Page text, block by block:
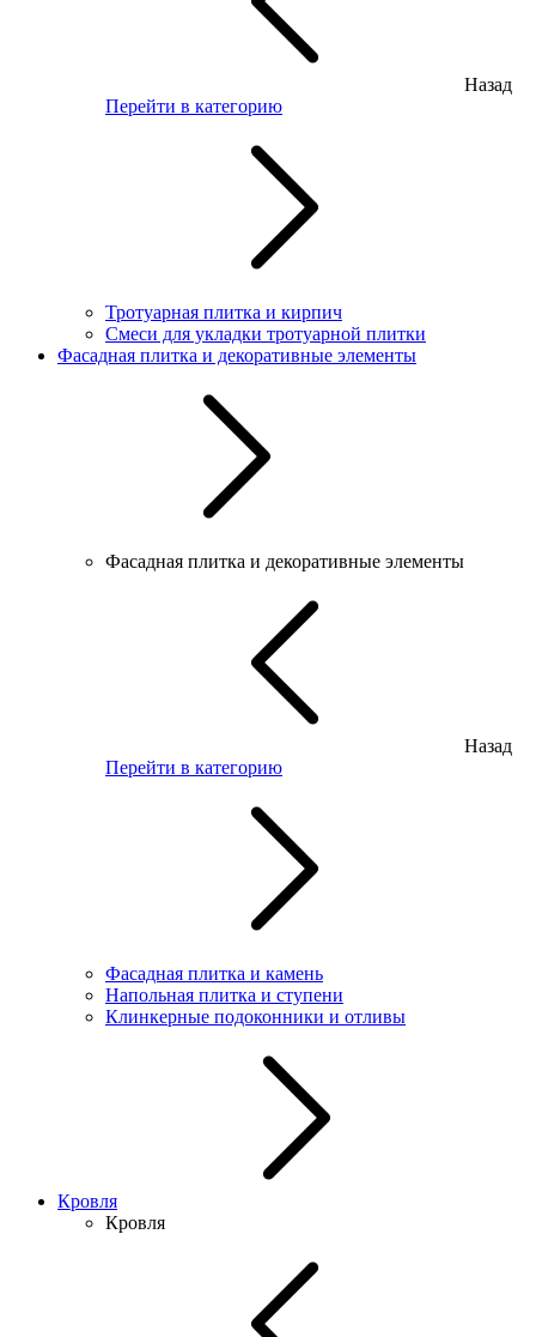
Назад
Перейти в категорию
Тротуарная плитка и кирпич
Смеси для укладки тротуарной плитки
Фасадная плитка и декоративные элементы
Фасадная плитка и декоративные элементы
Назад
Перейти в категорию
Фасадная плитка и камень
Напольная плитка и ступени
Клинкерные подоконники и отливы
Кровля
Кровля